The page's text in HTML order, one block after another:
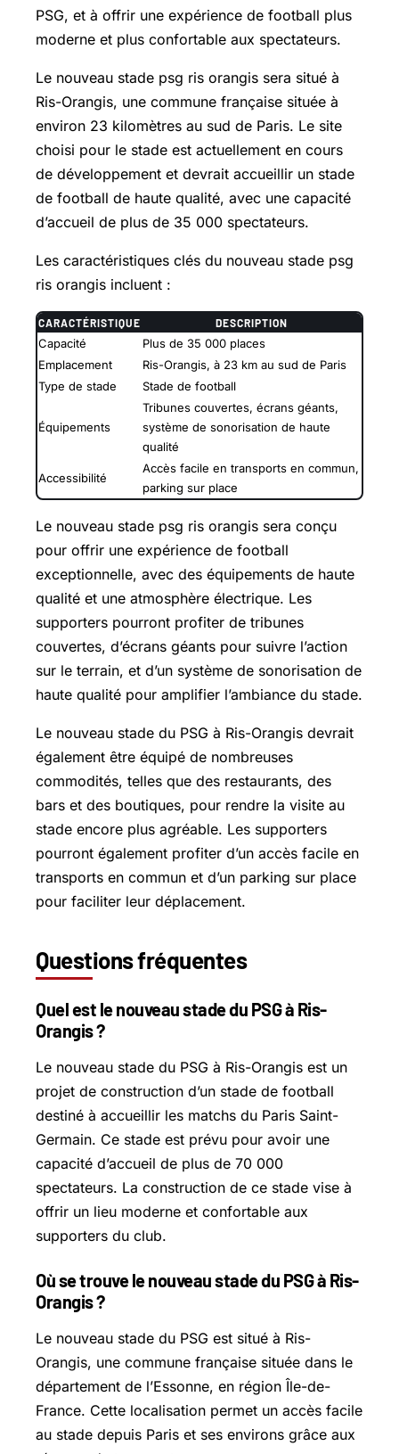
PSG, et à offrir une expérience de football plus
moderne et plus confortable aux spectateurs.
Le nouveau stade psg ris orangis sera situé à
Ris-Orangis, une commune française située à
environ 23 kilomètres au sud de Paris. Le site
choisi pour le stade est actuellement en cours
de développement et devrait accueillir un stade
de football de haute qualité, avec une capacité
d’accueil de plus de 35 000 spectateurs.
Les caractéristiques clés du nouveau stade psg
ris orangis incluent :
CARACTÉRISTIQUE DESCRIPTION
Capacité
Plus de 35 000 places
Emplacement
Ris-Orangis, à 23 km au sud de Paris
Type de stade
Stade de football
Équipements
Tribunes couvertes, écrans géants,
système de sonorisation de haute
qualité
Accessibilité
Accès facile en transports en commun,
parking sur place
Le nouveau stade psg ris orangis sera conçu
pour offrir une expérience de football
exceptionnelle, avec des équipements de haute
qualité et une atmosphère électrique. Les
supporters pourront profiter de tribunes
couvertes, d’écrans géants pour suivre l’action
sur le terrain, et d’un système de sonorisation de
haute qualité pour amplifier l’ambiance du stade.
Le nouveau stade du PSG à Ris-Orangis devrait
également être équipé de nombreuses
commodités, telles que des restaurants, des
bars et des boutiques, pour rendre la visite au
stade encore plus agréable. Les supporters
pourront également profiter d’un accès facile en
transports en commun et d’un parking sur place
pour faciliter leur déplacement.
Questions fréquentes
Quel est le nouveau stade du PSG à Ris-
Orangis ?
Le nouveau stade du PSG à Ris-Orangis est un
projet de construction d’un stade de football
destiné à accueillir les matchs du Paris Saint-
Germain. Ce stade est prévu pour avoir une
capacité d’accueil de plus de 70 000
spectateurs. La construction de ce stade vise à
offrir un lieu moderne et confortable aux
supporters du club.
Où se trouve le nouveau stade du PSG à Ris-
Orangis ?
Le nouveau stade du PSG est situé à Ris-
Orangis, une commune française située dans le
département de l’Essonne, en région Île-de-
France. Cette localisation permet un accès facile
au stade depuis Paris et ses environs grâce aux